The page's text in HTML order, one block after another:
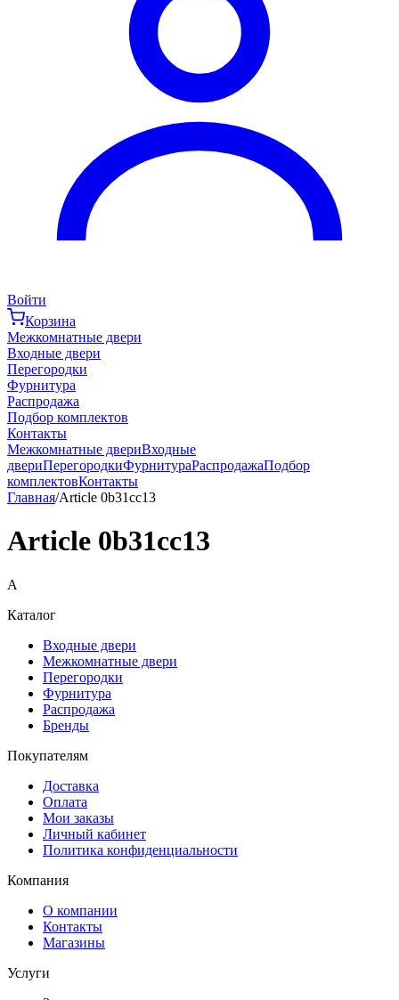
Войти
Корзина
Межкомнатные двери
Входные двери
Перегородки
Фурнитура
Распродажа
Подбор комплектов
Контакты
Межкомнатные двериВходные
двериПерегородкиФурнитураРаспродажаПодбор
комплектовКонтакты
Главная/Article 0b31cc13
Article 0b31cc13
A
Каталог
Входные двери
Межкомнатные двери
Перегородки
Фурнитура
Распродажа
Бренды
Покупателям
Доставка
Оплата
Мои заказы
Личный кабинет
Политика конфиденциальности
Компания
О компании
Контакты
Магазины
Услуги